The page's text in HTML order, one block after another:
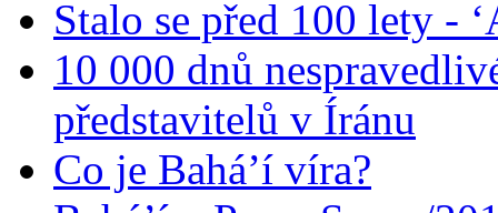
Stalo se před 100 lety -
10 000 dnů
představitelů v Íránu
Co je Bahá’í víra?